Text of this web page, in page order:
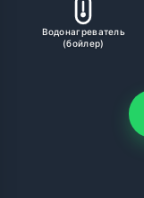
Водонагреватель
(бойлер)